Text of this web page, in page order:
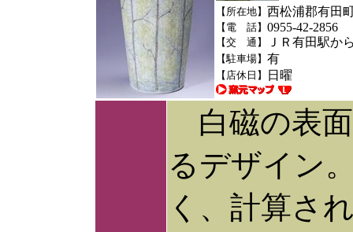
【所在地】 西松浦郡有田
【電 話】 0955-42-2856
【交 通】 ＪＲ有田駅か
【駐車場】 有
【店休日】 日曜
白磁の表
るデザイン
く、計算さ